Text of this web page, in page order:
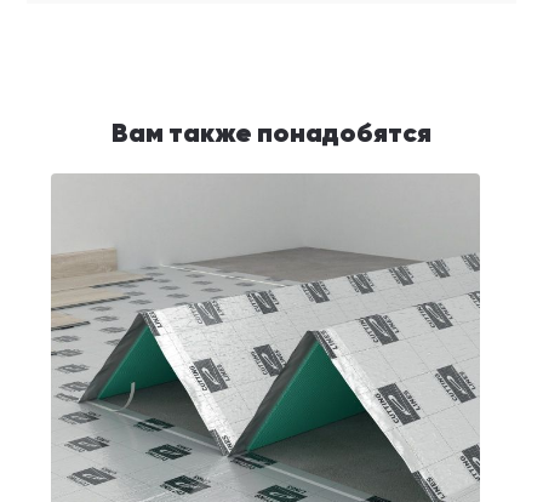
Вам также понадобятся